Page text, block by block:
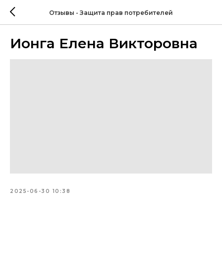
Отзывы - Защита прав потребителей
Ионга Елена Викторовна
2025-06-30 10:38